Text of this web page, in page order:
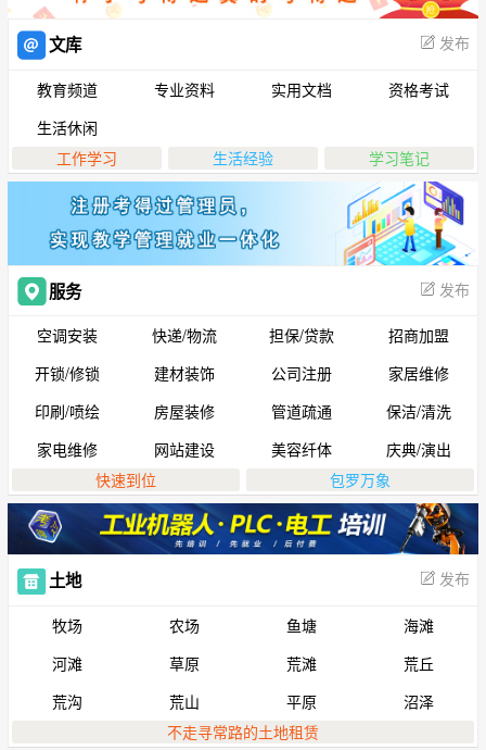
文库 发布
教育频道 专业资料 实用文档
资格考试
生活休闲
工作学习
生活经验 学习笔记
服务 发布
空调安装 快递/物流 担保/贷款
招商加盟
开锁/修锁
建材装饰 公司注册
家居维修
印刷/喷绘
房屋装修 管道疏通
保洁/清洗
家电维修
网站建设 美容纤体
庆典/演出
快速到位
包罗万象
土地 发布
牧场 农场 鱼塘
海滩
河滩
草原 荒滩
荒丘
荒沟
荒山 平原
沼泽
不走寻常路的土地租赁